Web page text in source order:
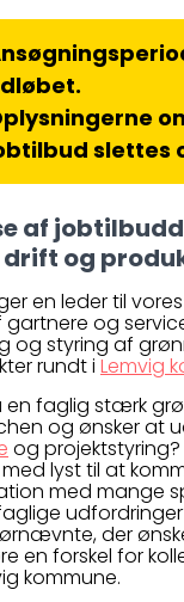
slettes
af
drift og
en leder til
og
og styring af
rundt i Lemvig
en faglig stærk
og ønsker at
og projektstyring?
lyst til at
med mange
der
en forskel for
kommune.